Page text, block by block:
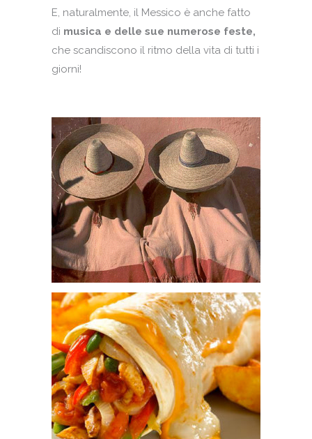
E, naturalmente, il Messico è anche fatto
di musica e delle sue numerose feste,
che scandiscono il ritmo della vita di tutti i
giorni!